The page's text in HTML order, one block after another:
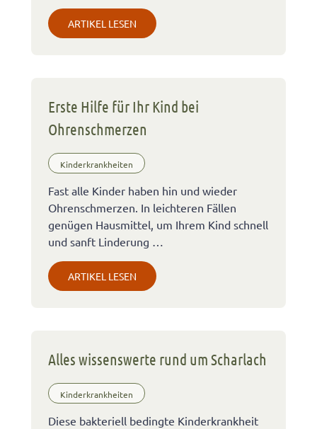
ARTIKEL LESEN
Erste Hilfe für Ihr Kind bei
Ohrenschmerzen
Kinderkrankheiten
Fast alle Kinder haben hin und wieder
Ohrenschmerzen. In leichteren Fällen
genügen Hausmittel, um Ihrem Kind schnell
und sanft Linderung …
ARTIKEL LESEN
Alles wissenswerte rund um Scharlach
Kinderkrankheiten
Diese bakteriell bedingte Kinderkrankheit